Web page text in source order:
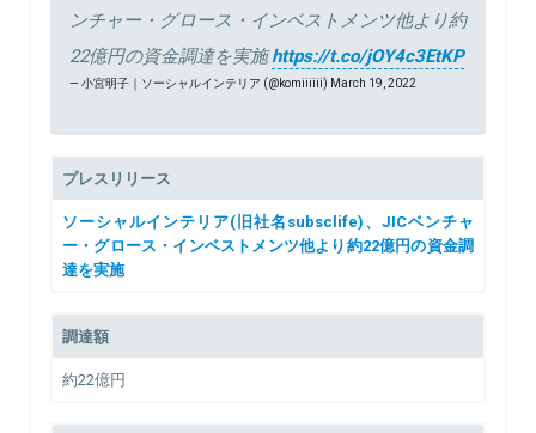
ンチャー・グロース・インベストメンツ他より約
22億円の資金調達を実施https://t.co/jOY4c3EtKP
— 小宮明子｜ソーシャルインテリア (@komiiiiii) March 19, 2022
プレスリリース
ソーシャルインテリア(旧社名subsclife)、JICベンチャ
ー・グロース・インベストメンツ他より約22億円の資金調
達を実施
調達額
約22億円